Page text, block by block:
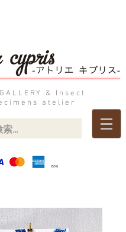
& Insect
atelier